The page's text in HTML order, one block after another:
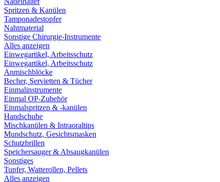
Spritzen & Kanülen
Tamponadestopfer
Nahtmaterial
Sonstige Chirurgie-Instrumente
Alles anzeigen
Einwegartikel, Arbeitsschutz
Einwegartikel, Arbeitsschutz
Anmischblöcke
Becher, Servietten & Tücher
Einmalinstrumente
Einmal OP-Zubehör
Einmalspritzen & -kanülen
Handschuhe
Mischkanülen & Intraoraltips
Mundschutz, Gesichtsmasken
Schutzbrillen
Speichersauger & Absaugkanülen
Sonstiges
Tupfer, Watterollen, Pellets
Alles anzeigen